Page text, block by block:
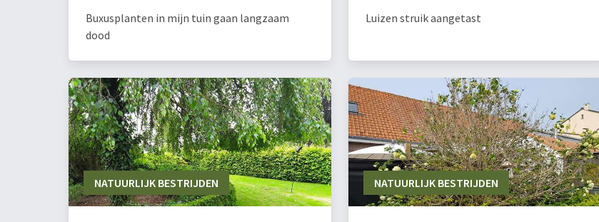
Buxusplanten in mijn tuin gaan langzaam
dood
Luizen struik aangetast
NATUURLIJK BESTRIJDEN NATUURLIJK BESTRIJDEN